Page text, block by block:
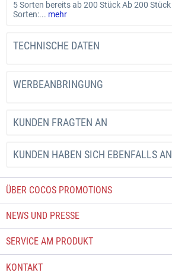
5 Sorten bereits ab 200 Stück Ab 200
Sorten:... mehr
TECHNISCHE DATEN
WERBEANBRINGUNG
KUNDEN FRAGTEN AN
KUNDEN HABEN SICH EBENFALLS
ÜBER COCOS PROMOTIONS
NEWS UND PRESSE
SERVICE AM PRODUKT
KONTAKT